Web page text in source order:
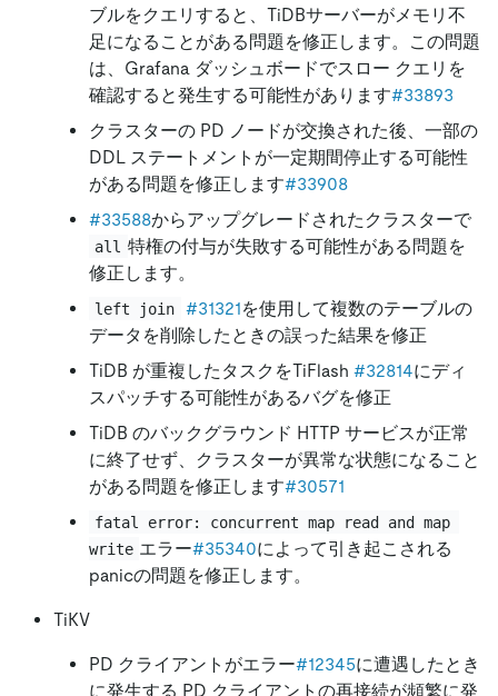
ブルをクエリすると、TiDBサーバーがメモリ不
足になることがある問題を修正します。この問題
は、Grafana ダッシュボードでスロー クエリを
確認すると発生する可能性があります#33893
クラスターの PD ノードが交換された後、一部の
DDL ステートメントが一定期間停止する可能性
がある問題を修正します#33908
#33588からアップグレードされたクラスターで
all 特権の付与が失敗する可能性がある問題を
修正します。
left join #31321を使用して複数のテーブルの
データを削除したときの誤った結果を修正
TiDB が重複したタスクをTiFlash #32814にディ
スパッチする可能性があるバグを修正
TiDB のバックグラウンド HTTP サービスが正常
に終了せず、クラスターが異常な状態になること
がある問題を修正します#30571
fatal error: concurrent map read and map
write エラー#35340によって引き起こされる
panicの問題を修正します。
TiKV
PD クライアントがエラー#12345に遭遇したとき
に発生する PD クライアントの再接続が頻繁に発